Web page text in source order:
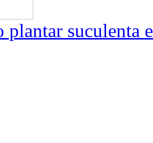
plantar suculenta